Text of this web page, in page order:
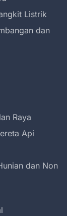
Listrik
dan
Raya
Api
dan Non